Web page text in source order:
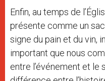
Enfin, au temps de
présente comme un
signe du pain et du vin,
important que nous
entre l’événement et le